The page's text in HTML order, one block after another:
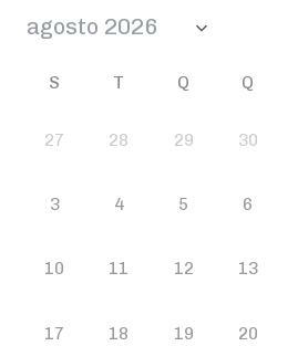
S T Q Q
27 28 29 30
3 4 5 6
10 11 12 13
17 18 19 20